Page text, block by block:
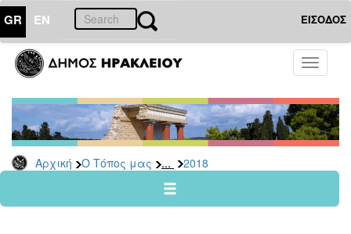
GR EN ΕΙΣΟΔΟΣ
Toggle
Αρχική Ο Τόπος μας ... 2018
ΤΟΠΟΣ
ΜΑΣ
Ανακοινώσεις
Αρχείο
2026
2024